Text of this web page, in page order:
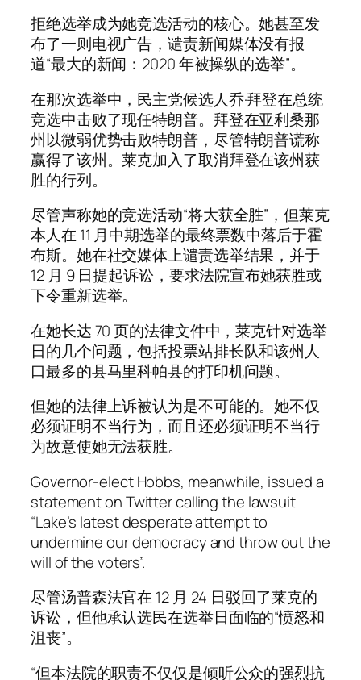
拒绝选举成为她竞选活动的核心。她甚至发
布了一则电视广告，谴责新闻媒体没有报
道“最大的新闻：2020 年被操纵的选举”。
在那次选举中，民主党候选人乔·拜登在总统
竞选中击败了现任特朗普。拜登在亚利桑那
州以微弱优势击败特朗普，尽管特朗普谎称
赢得了该州。莱克加入了取消拜登在该州获
胜的行列。
尽管声称她的竞选活动“将大获全胜”，但莱克
本人在 11 月中期选举的最终票数中落后于霍
布斯。她在社交媒体上谴责选举结果，并于
12 月 9 日提起诉讼，要求法院宣布她获胜或
下令重新选举。
在她长达 70 页的法律文件中，莱克针对选举
日的几个问题，包括投票站排长队和该州人
口最多的县马里科帕县的打印机问题。
但她的法律上诉被认为是不可能的。她不仅
必须证明不当行为，而且还必须证明不当行
为故意使她无法获胜。
Governor-elect Hobbs, meanwhile, issued a
statement on Twitter calling the lawsuit
“Lake’s latest desperate attempt to
undermine our democracy and throw out the
will of the voters”.
尽管汤普森法官在 12 月 24 日驳回了莱克的
诉讼，但他承认选民在选举日面临的“愤怒和
沮丧”。
“但本法院的职责不仅仅是倾听公众的强烈抗